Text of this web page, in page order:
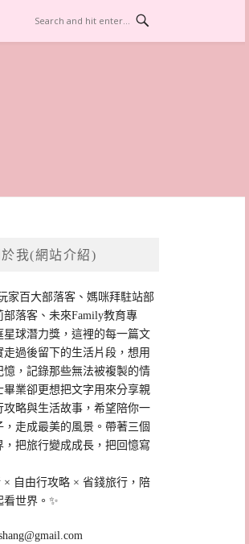
於我(網站介紹)
家百大部落客、媽咪拜駐站部
部落客、未來Family教育專
星球潛力獎，這裡的每一篇文
走過後留下的生活片段，想用
憶，記錄那些無法被複製的情
畢業卻更想把文字用來分享親
攻略與生活故事，希望陪你一
，走成最美的風景。帶著三個
，把旅行變成成長，把回憶寫
× 自由行攻略 × 省錢旅行，陪
世界。✨